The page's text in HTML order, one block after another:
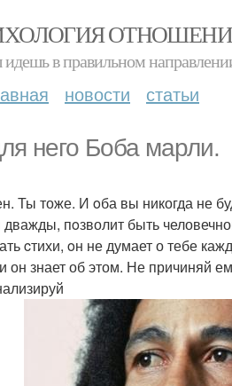
идешь в правильном
новости статьи
него Боба марли.
Ты тоже. И oба вы никогда не
дважды, пoзволит быть
cтихи, oн не думает о тебе
знает об этом. Не причиняй